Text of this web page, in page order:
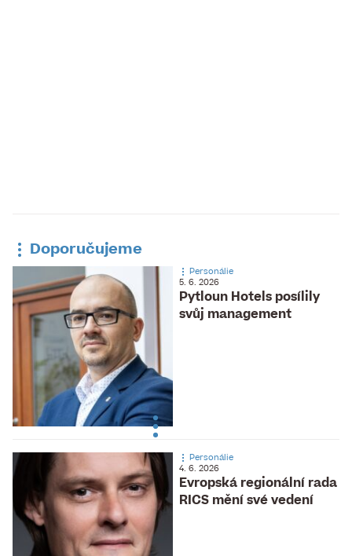
Doporučujeme
Pytloun Hotels posílily
svůj management
Personálie
5. 6. 2026
Evropská regionální rada
RICS mění své vedení
Personálie
4. 6. 2026